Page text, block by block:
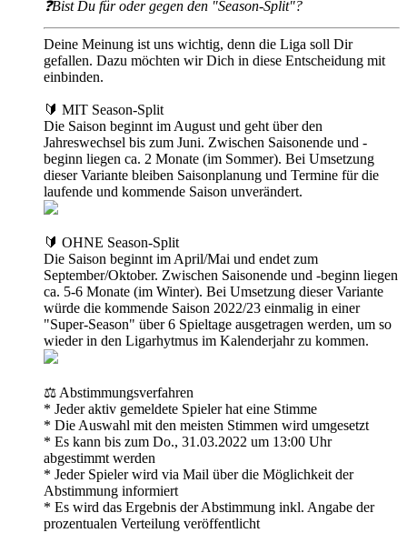
❓Bist Du für oder gegen den "Season-Split"?
Deine Meinung ist uns wichtig, denn die Liga soll Dir
gefallen. Dazu möchten wir Dich in diese Entscheidung mit
einbinden.
🔰 MIT Season-Split
Die Saison beginnt im August und geht über den
Jahreswechsel bis zum Juni. Zwischen Saisonende und -
beginn liegen ca. 2 Monate (im Sommer). Bei Umsetzung
dieser Variante bleiben Saisonplanung und Termine für die
laufende und kommende Saison unverändert.
🔰 OHNE Season-Split
Die Saison beginnt im April/Mai und endet zum
September/Oktober. Zwischen Saisonende und -beginn liegen
ca. 5-6 Monate (im Winter). Bei Umsetzung dieser Variante
würde die kommende Saison 2022/23 einmalig in einer
"Super-Season" über 6 Spieltage ausgetragen werden, um so
wieder in den Ligarhytmus im Kalenderjahr zu kommen.
⚖️ Abstimmungsverfahren
* Jeder aktiv gemeldete Spieler hat eine Stimme
* Die Auswahl mit den meisten Stimmen wird umgesetzt
* Es kann bis zum Do., 31.03.2022 um 13:00 Uhr
abgestimmt werden
* Jeder Spieler wird via Mail über die Möglichkeit der
Abstimmung informiert
* Es wird das Ergebnis der Abstimmung inkl. Angabe der
prozentualen Verteilung veröffentlicht